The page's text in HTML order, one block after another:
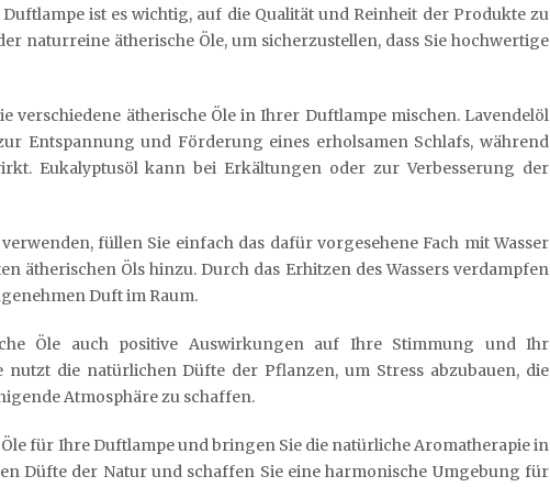
ist es wichtig, auf die Qualität und Reinheit der Produkte zu
naturreine ätherische Öle, um sicherzustellen, dass Sie hochwertige
verschiedene ätherische Öle in Ihrer Duftlampe mischen. Lavendelöl
Entspannung und Förderung eines erholsamen Schlafs, während
Eukalyptusöl kann bei Erkältungen oder zur Verbesserung der
füllen Sie einfach das dafür vorgesehene Fach mit Wasser
ätherischen Öls hinzu. Durch das Erhitzen des Wassers verdampfen
Duft im Raum.
Öle auch positive Auswirkungen auf Ihre Stimmung und Ihr
nutzt die natürlichen Düfte der Pflanzen, um Stress abzubauen, die
Atmosphäre zu schaffen.
für Ihre Duftlampe und bringen Sie die natürliche Aromatherapie in
Düfte der Natur und schaffen Sie eine harmonische Umgebung für